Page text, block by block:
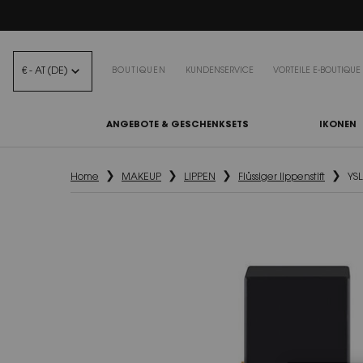
€ - AT (DE) BOUTIQUEN KUNDENSERVICE VORTEILE E-BOUTIQUE
ANGEBOTE & GESCHENKSETS IKONEN
Home MAKEUP LIPPEN Flüssiger lippenstift